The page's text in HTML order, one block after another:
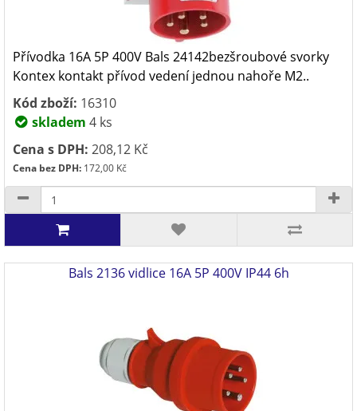
Přívodka 16A 5P 400V Bals 24142bezšroubové svorky
Kontex kontakt přívod vedení jednou nahoře M2..
Kód zboží: 16310
skladem 4 ks
Cena s DPH: 208,12 Kč
Cena bez DPH: 172,00 Kč
Bals 2136 vidlice 16A 5P 400V IP44 6h